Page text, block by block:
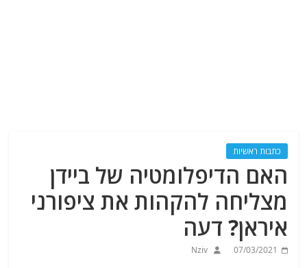
כתבות ראשיות
האם הדיפלומטיה של ביידן
מצליחה להקהות את ציפורני
איראן? דעה
07/03/2021
Nziv